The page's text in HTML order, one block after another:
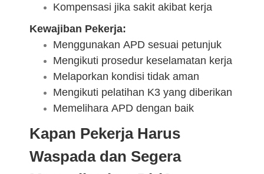
Kompensasi jika sakit akibat kerja
Kewajiban Pekerja:
Menggunakan APD sesuai petunjuk
Mengikuti prosedur keselamatan kerja
Melaporkan kondisi tidak aman
Mengikuti pelatihan K3 yang diberikan
Memelihara APD dengan baik
Kapan Pekerja Harus
Waspada dan Segera